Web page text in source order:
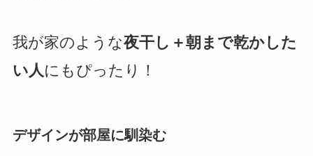
我が家のような夜干し＋朝まで乾かした
い人 にもぴったり！
デザインが部屋に馴染む